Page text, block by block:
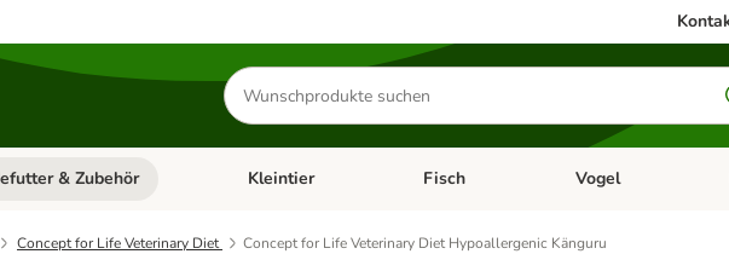
Produkte
suchen
Menü öffnen: Katzenfutter & Zubehör
& Zubehör Kategorie-Menü öffnen: Hundefutter & Zubehör
Kleintier Kategorie-Menü öffnen: Kleintier
Fisch Kategorie-Menü
Vogel
Concept for Life Veterinary Diet Concept for Life Veterinary Diet Hypoallergenic Känguru